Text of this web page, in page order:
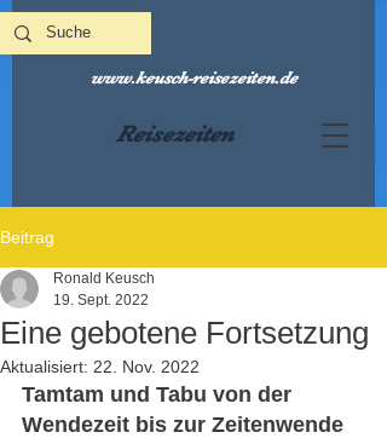
Reisezeiten
www.keusch-reisezeiten.de
Beitrag
Eine gebotene Fortsetzung
Ronald Keusch
19. Sept. 2022
Aktualisiert: 22. Nov. 2022
Tamtam und Tabu von der
Wendezeit bis zur Zeitenwende